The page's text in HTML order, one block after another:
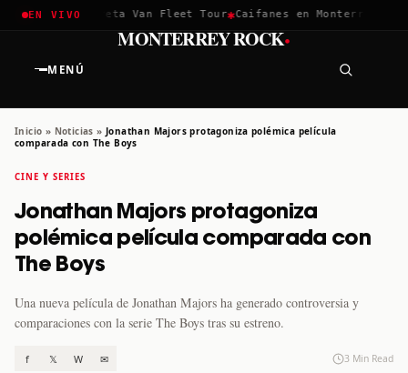
EN VIVO
2026✱Greta Van Fleet Tour✱Caifanes en Monterrey · 12
MENÚ
MONTERREY ROCK·
Inicio » Noticias » Jonathan Majors protagoniza polémica película
comparada con The Boys
CINE Y SERIES
Jonathan Majors protagoniza
polémica película comparada con
The Boys
Una nueva película de Jonathan Majors ha generado controversia y
comparaciones con la serie The Boys tras su estreno.
f 𝕏 W ✉ 3 Min Read